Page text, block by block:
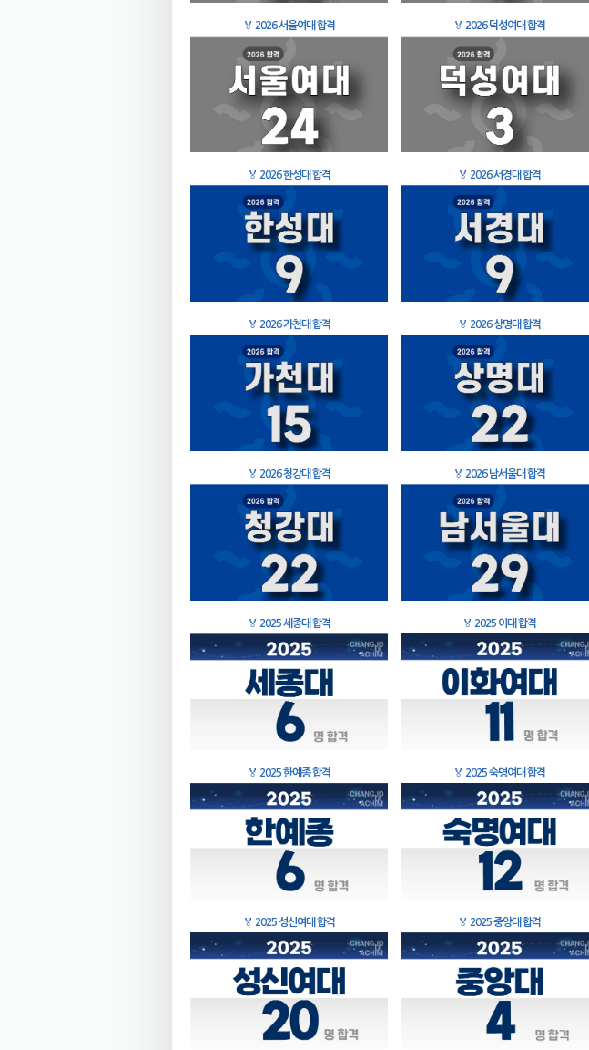
🏅 2026 서울여대 합격 🏅 2026 덕성여대 합격
🏅 2026 한성대 합격 🏅 2026 서경대 합격
🏅 2026 가천대 합격 🏅 2026 상명대 합격
🏅 2026 청강대 합격 🏅 2026 남서울대 합격
🏅 2025 세종대 합격 🏅 2025 이대 합격
🏅 2025 한예종 합격 🏅 2025 숙명여대 합격
🏅 2025 성신여대 합격 🏅 2025 중앙대 합격